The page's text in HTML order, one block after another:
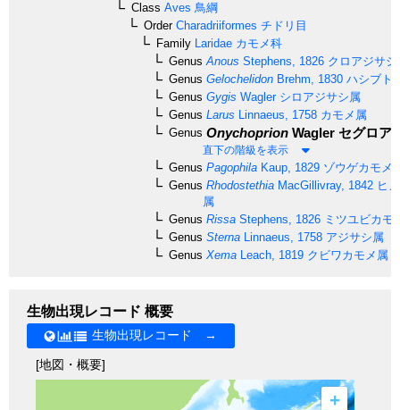
Class Aves 鳥綱
OrderCharadriiformes チドリ目
Family Laridae カモメ科
Genus Anous Stephens, 1826 クロアジサシ
Genus Gelochelidon Brehm, 1830 ハシブト
Genus Gygis Waglerシロアジサシ属
Genus Larus Linnaeus, 1758 カモメ属
Genus Onychoprion Wagler セグロア
直下の階級を表示
Genus Pagophila Kaup, 1829 ゾウゲカモメ
Genus Rhodostethia MacGillivray, 1842 ヒ
属
Genus Rissa Stephens, 1826 ミツユビカモ
Genus Sterna Linnaeus, 1758 アジサシ属
Genus Xema Leach, 1819 クビワカモメ属
生物出現レコード 概要
生物出現レコード →
[地図・概要]
+